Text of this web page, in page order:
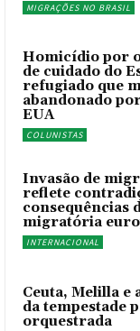
MIGRAÇÕES NO BRASIL
Homicídio por
de cuidado do
refugiado que
abandonado
EUA
COLUNISTAS
Invasão de
reflete
consequências
migratória
INTERNACIONAL
Ceuta, Melilla e
da tempestade
orquestrada